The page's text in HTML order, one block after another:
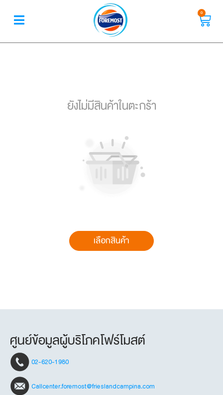
0
ยังไม่มีสินค้าในตะกร้า
เลือกสินค้า
ศูนย์ข้อมูลผู้บริโภคโฟร์โมสต์
02-620-1980
Callcenter.foremost@frieslandcampina.com